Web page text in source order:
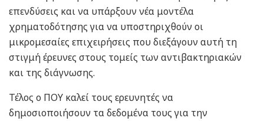
επενδύσεις και να υπάρξουν νέα μοντέλα
χρηματοδότησης για να υποστηριχθούν οι
μικρομεσαίες επιχειρήσεις που διεξάγουν αυτή τη
στιγμή έρευνες στους τομείς των αντιβακτηριακών
και της διάγνωσης.
Τέλος ο ΠΟΥ καλεί τους ερευνητές να
δημοσιοποιήσουν τα δεδομένα τους για την